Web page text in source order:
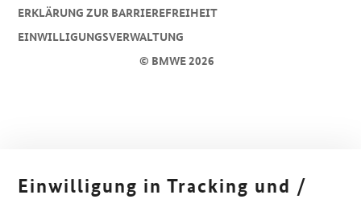
© BMWE 2026
ERKLÄRUNG ZUR BARRIEREFREIHEIT
EINWILLIGUNGSVERWALTUNG
Einwilligung in Tracking und /